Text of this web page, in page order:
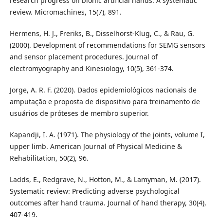
review. Micromachines, 15(7), 891.
Hermens, H. J., Freriks, B., Disselhorst-Klug, C., & Rau, G.
(2000). Development of recommendations for SEMG sensors
and sensor placement procedures. Journal of
electromyography and Kinesiology, 10(5), 361-374.
Jorge, A. R. F. (2020). Dados epidemiológicos nacionais de
amputação e proposta de dispositivo para treinamento de
usuários de próteses de membro superior.
Kapandji, I. A. (1971). The physiology of the joints, volume I,
upper limb. American Journal of Physical Medicine &
Rehabilitation, 50(2), 96.
Ladds, E., Redgrave, N., Hotton, M., & Lamyman, M. (2017).
Systematic review: Predicting adverse psychological
outcomes after hand trauma. Journal of hand therapy, 30(4),
407-419.